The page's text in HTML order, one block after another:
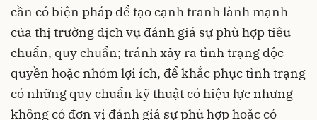
cần có biện pháp để tạo cạnh tranh lành mạnh
của thị trường dịch vụ đánh giá sự phù hợp tiêu
chuẩn, quy chuẩn; tránh xảy ra tình trạng độc
quyền hoặc nhóm lợi ích, để khắc phục tình trạng
có những quy chuẩn kỹ thuật có hiệu lực nhưng
không có đơn vị đánh giá sự phù hợp hoặc có